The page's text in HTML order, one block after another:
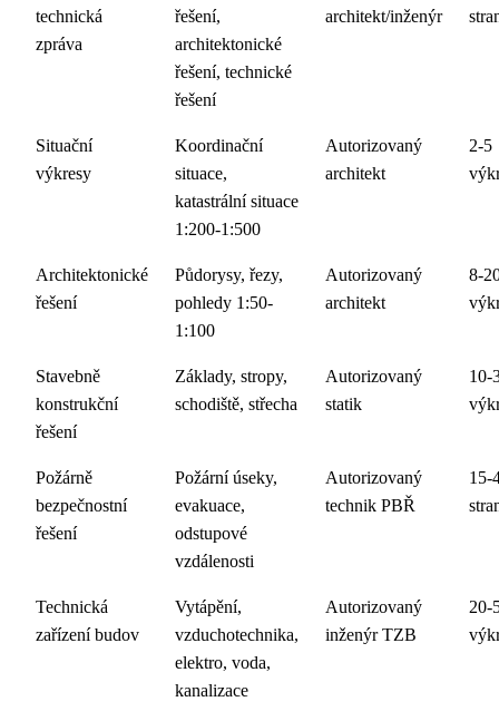
technická
zpráva
řešení,
architektonické
řešení, technické
řešení
architekt/inženýr
Situační
výkresy
Koordinační
situace,
katastrální situace
1:200-1:500
Autorizovaný
architekt
2-5
Architektonické
řešení
Půdorysy, řezy,
pohledy 1:50-
1:100
Autorizovaný
architekt
8-
Stavebně
konstrukční
řešení
Základy, stropy,
schodiště, střecha
Autorizovaný
statik
10-
Požárně
bezpečnostní
řešení
Požární úseky,
evakuace,
odstupové
vzdálenosti
Autorizovaný
technik PBŘ
15-
Technická
zařízení budov
Vytápění,
vzduchotechnika,
elektro, voda,
kanalizace
Autorizovaný
inženýr TZB
20-